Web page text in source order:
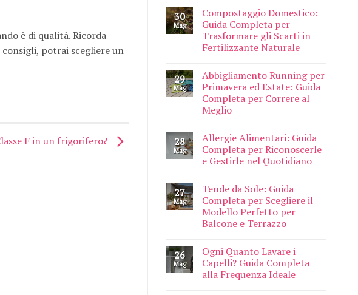
è di qualità. Ricorda
potrai scegliere un
F in un frigorifero?
30
Mag
Compostaggio Domestico:
Guida Completa per
Trasformare gli Scarti in
Fertilizzante Naturale
29
Mag
Abbigliamento Running per
Primavera ed Estate: Guida
Completa per Correre al
Meglio
28
Mag
Allergie Alimentari: Guida
Completa per Riconoscerle
e Gestirle nel Quotidiano
27
Mag
Tende da Sole: Guida
Completa per Scegliere il
Modello Perfetto per
Balcone e Terrazzo
26
Mag
Ogni Quanto Lavare i
Capelli? Guida Completa
alla Frequenza Ideale